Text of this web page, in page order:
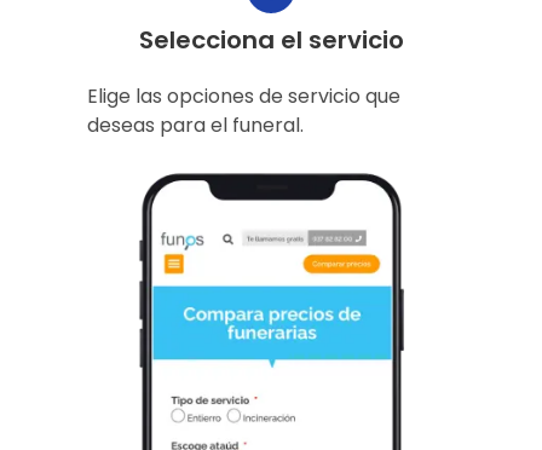
Selecciona el servicio
Elige las opciones de servicio que
deseas para el funeral.